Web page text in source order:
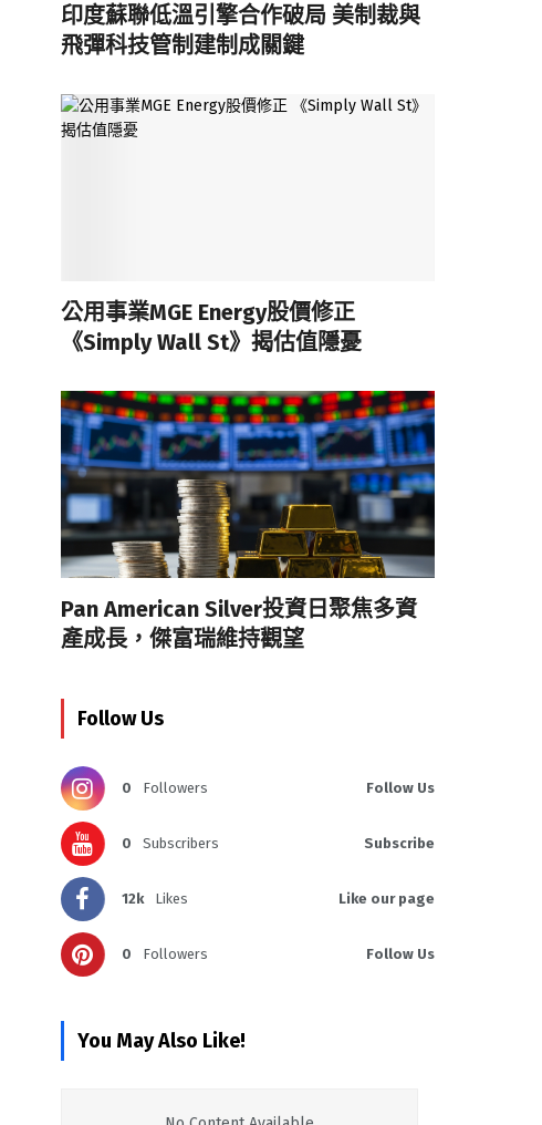
印度蘇聯低溫引擎合作破局 美制裁與
飛彈科技管制建制成關鍵
公用事業MGE Energy股價修正
《Simply Wall St》揭估值隱憂
Pan American Silver投資日聚焦多資
產成長，傑富瑞維持觀望
Follow Us
0 Followers Follow Us
0 Subscribers Subscribe
12k Likes Like our page
0 Followers Follow Us
You May Also Like!